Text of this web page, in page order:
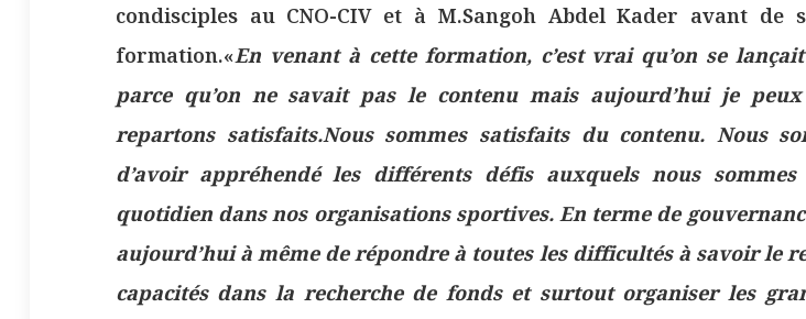
condisciples au CNO-CIV et à M.Sangoh Abdel Kader avant de
formation.«En venant à cette formation, c’est vrai qu’on se
parce qu’on ne savait pas le contenu mais aujourd’hui je
repartons satisfaits.Nous sommes satisfaits du contenu. Nous
d’avoir appréhendé les différents défis auxquels nous
quotidien dans nos organisations sportives. En terme de
aujourd’hui à même de répondre à toutes les difficultés à savoir le
capacités dans la recherche de fonds et surtout organiser les